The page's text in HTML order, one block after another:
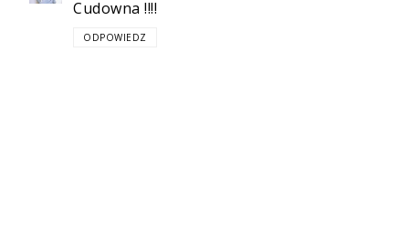
Cudowna !!!!
ODPOWIEDZ